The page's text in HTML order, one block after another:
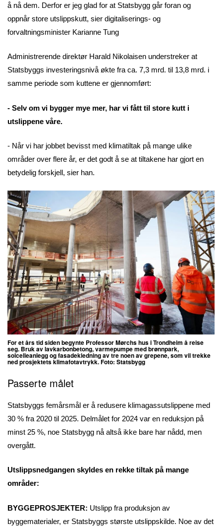
å nå dem. Derfor er jeg glad for at Statsbygg går foran og
oppnår store utslippskutt, sier digitaliserings- og
forvaltningsminister Karianne Tung
Administrerende direktør Harald Nikolaisen understreker at
Statsbyggs investeringsnivå økte fra ca. 7,3 mrd. til 13,8 mrd. i
samme periode som kuttene er gjennomført:
- Selv om vi bygger mye mer, har vi fått til store kutt i
utslippene våre.
- Når vi har jobbet bevisst med klimatiltak på mange ulike
områder over flere år, er det godt å se at tiltakene har gjort en
betydelig forskjell, sier han.
For et års tid siden begynte Professor Mørchs hus i Trondheim å reise
seg. Bruk av lavkarbonbetong, varmepumpe med brønnpark,
solcelleanlegg og fasadekledning av tre noen av grepene, som vil trekke
ned prosjektets klimafotavtrykk. Foto: Statsbygg
Passerte målet
Statsbyggs femårsmål er å redusere klimagassutslippene med
30 % fra 2020 til 2025. Delmålet for 2024 var en reduksjon på
minst 25 %, noe Statsbygg nå altså ikke bare har nådd, men
overgått.
Utslippsnedgangen skyldes en rekke tiltak på mange
områder:
BYGGEPROSJEKTER: Utslipp fra produksjon av
byggematerialer, er Statsbyggs største utslippskilde. Noe av det